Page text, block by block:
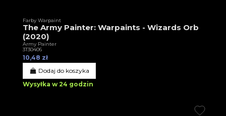
Farby Warpaint
The Army Painter: Warpaints - Wizards Orb
(2020)
Army Painter
3T30406
10,48 zł
Dodaj do koszyka
Wysyłka w 24 godzin